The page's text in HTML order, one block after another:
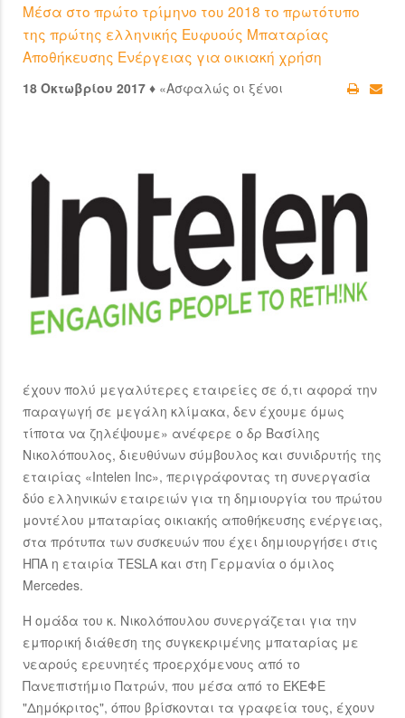
Μέσα στο πρώτο τρίμηνο του 2018 το πρωτότυπο
της πρώτης ελληνικής Ευφυούς Μπαταρίας
Αποθήκευσης Ενέργειας για οικιακή χρήση
18 Οκτωβρίου 2017 ♦ «Ασφαλώς οι ξένοι
έχουν πολύ μεγαλύτερες εταιρείες σε ό,τι αφορά την
παραγωγή σε μεγάλη κλίμακα, δεν έχουμε όμως
τίποτα να ζηλέψουμε» ανέφερε ο δρ Βασίλης
Νικολόπουλος, διευθύνων σύμβουλος και συνιδρυτής της
εταιρίας «Intelen Inc», περιγράφοντας τη συνεργασία
δύο ελληνικών εταιρειών για τη δημιουργία του πρώτου
μοντέλου μπαταρίας οικιακής αποθήκευσης ενέργειας,
στα πρότυπα των συσκευών που έχει δημιουργήσει στις
ΗΠΑ η εταιρία TESLA και στη Γερμανία ο όμιλος
Mercedes.
H ομάδα του κ. Νικολόπουλου συνεργάζεται για την
εμπορική διάθεση της συγκεκριμένης μπαταρίας με
νεαρούς ερευνητές προερχόμενους από το
Πανεπιστήμιο Πατρών, που μέσα από το ΕΚΕΦΕ
"Δημόκριτος", όπου βρίσκονται τα γραφεία τους, έχουν